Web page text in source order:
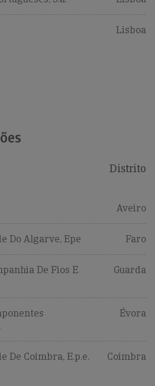
Lisboa
Distrito
Aveiro
Do Algarve, Epe Faro
De Fios E
Guarda
Évora
De Coimbra, E.p.e. Coimbra